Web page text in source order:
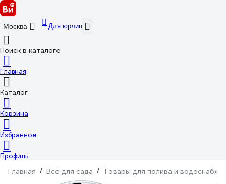
Москва Для юрлиц
Поиск в каталоге
Главная
Каталог
Корзина
Избранное
Профиль
Главная / Всё для сада / Товары для полива и